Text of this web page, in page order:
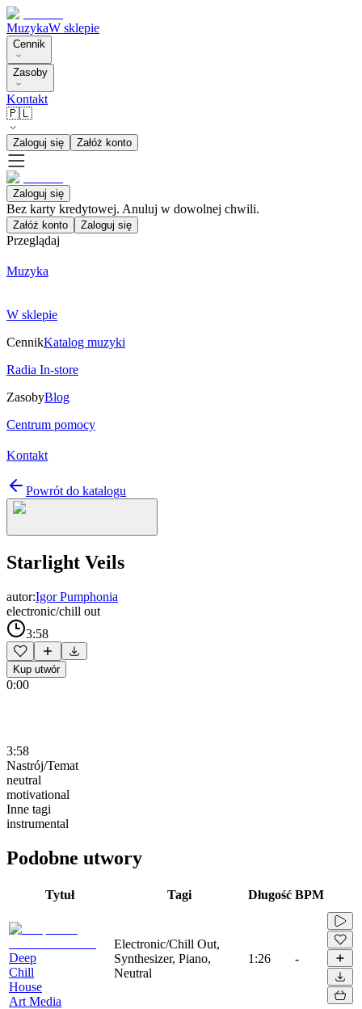
MuzykaW sklepie
Cennik
Zasoby
Kontakt
🇵🇱
Zaloguj się Załóż konto
Zaloguj się
Bez karty kredytowej. Anuluj w dowolnej chwili.
Załóż konto Zaloguj się
Przeglądaj
Muzyka
W sklepie
CennikKatalog muzyki
Radia In-store
ZasobyBlog
Centrum pomocy
Kontakt
Powrót do katalogu
Starlight Veils
autor:Igor Pumphonia
electronic/chill out
3:58
Kup utwór
0:00
3:58
Nastrój/Temat
neutral
motivational
Inne tagi
instrumental
Podobne utwory
Tytuł Tagi Długość BPM
Deep
Chill
House
Art Media
Electronic/Chill Out,
Synthesizer, Piano,
Neutral
1:26 -